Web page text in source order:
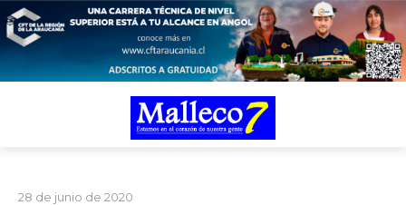
TARIFARIO ELECCIONES 2025
28 de junio de 2020